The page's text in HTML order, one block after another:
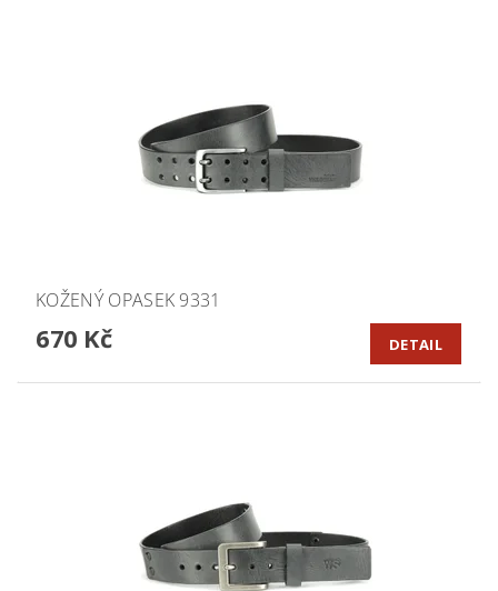
KOŽENÝ OPASEK 9331
670 Kč DETAIL